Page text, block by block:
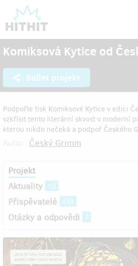
Komiksová Kytice od
Sdílet projekt
Podpořte tisk Komiksové Kytice v edici
vzkřísit tento literární skvost v moderní
kterou nikdo nečeká a podpoř Českého
Český Grimm
Projekt
Aktuality
10
Přispěvatelé 459
Otázky a odpovědi 2